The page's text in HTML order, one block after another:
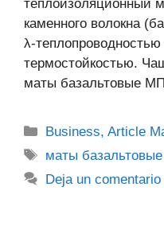
теплоизоляционный
каменного волокна
λ-
термостойкостью.
маты базальтовые
Categorías
Business, Article
Etiquetas
маты
Deja un comentario